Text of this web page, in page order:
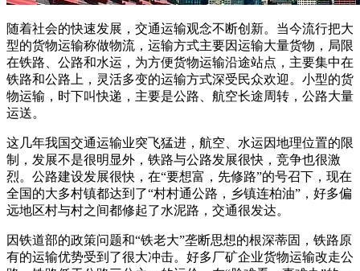
随着社会的快速发展，交通运输观念不断创新。当今流行把大
型的货物运输称做物流，运输方式主要因运输大量货物，局限
在铁路、公路和水运，为方便货物运输沿途站点，主要集中在
铁路和公路上，灵活多变的运输方式深受民众欢迎。小型的货
物运输，时下叫快递，主要是公路、航空长途周转，公路大量
运送。
这几年我国交通运输业突飞猛进，航空、水运因地理位置的限
制，发展不是很明显外，铁路与公路发展很快，竞争也很激
烈。公路建设发展很快，在“要想富，先修路”的号召下，现在
全国的大多村镇都达到了“村村通公路，乡镇连柏油”，好多偏
远地区村与村之间都修起了水泥路，交通很发达。
因铁道部的政策问题和“铁老大”垄断思想的根深蒂固，铁路原
有的运输优势受到了很大冲击。好多厂矿企业货物运输改走公